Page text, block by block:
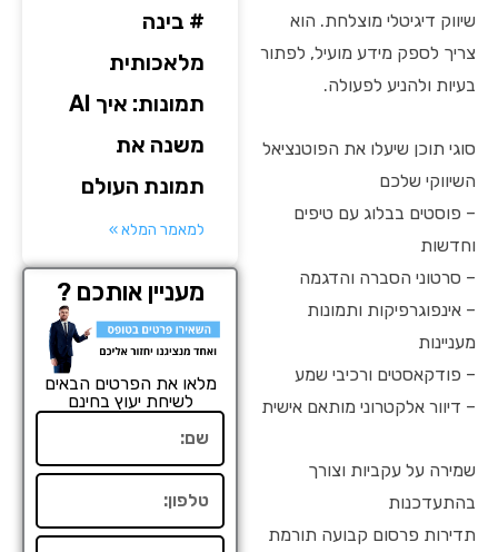
שיווק דיגיטלי מוצלחת. הוא
צריך לספק מידע מועיל, לפתור
בעיות ולהניע לפעולה.
סוגי תוכן שיעלו את הפוטנציאל
השיווקי שלכם
– פוסטים בבלוג עם טיפים
וחדשות
– סרטוני הסברה והדגמה
– אינפוגרפיקות ותמונות
מעניינות
– פודקאסטים ורכיבי שמע
– דיוור אלקטרוני מותאם אישית
שמירה על עקביות וצורך
בהתעדכנות
תדירות פרסום קבועה תורמת
# בינה
מלאכותית
תמונות: איך AI
משנה את
תמונת העולם
למאמר המלא »
מעניין אותכם ?
מלאו את הפרטים הבאים
לשיחת יעוץ בחינם